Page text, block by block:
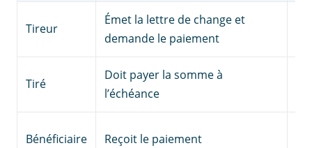
Tireur
Émet la lettre de change et
demande le paiement
Tiré
Doit payer la somme à
l’échéance
Bénéficiaire Reçoit le paiement